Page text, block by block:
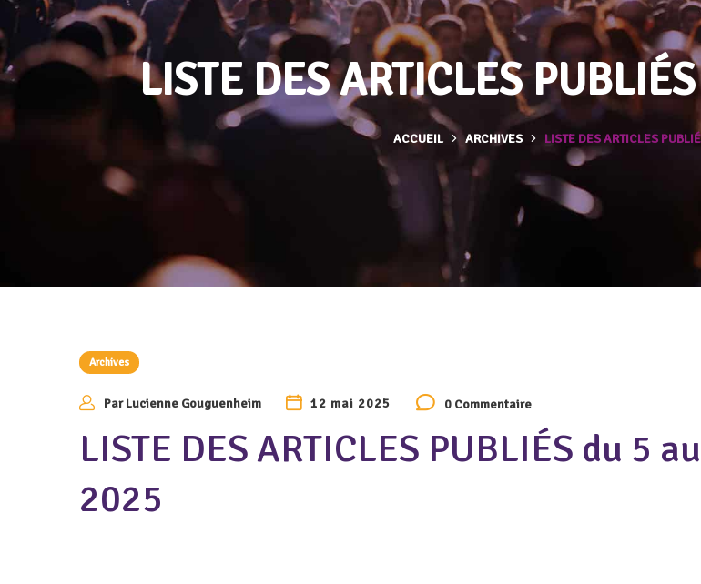
LISTE DES ARTICLES
ACCUEIL ARCHIVES LISTE DES ARTICLES
Archives
ParLucienne Gouguenheim 12 mai 2025 0 Commentaire
LISTE DES ARTICLES PUBLIÉS du 5
2025